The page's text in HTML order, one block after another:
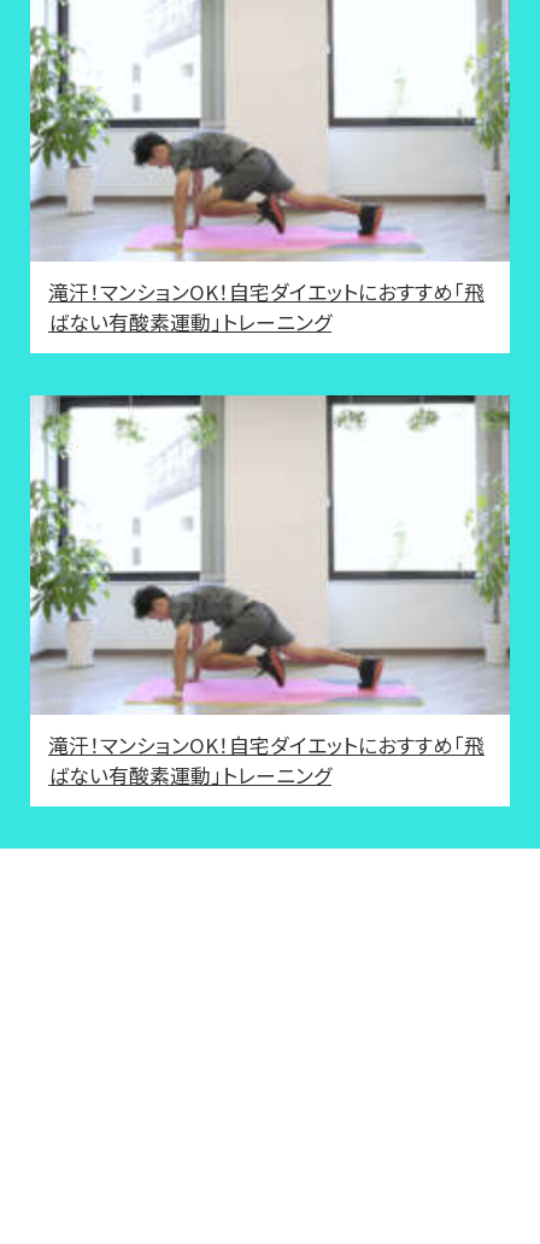
滝汗！マンションOK！自宅ダイエットにおすすめ「飛
ばない有酸素運動」トレーニング
滝汗！マンションOK！自宅ダイエットにおすすめ「飛
ばない有酸素運動」トレーニング